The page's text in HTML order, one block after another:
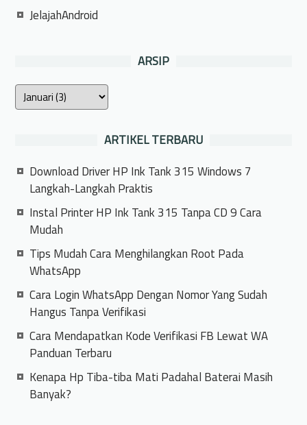
JelajahAndroid
ARSIP
ARTIKEL TERBARU
Download Driver HP Ink Tank 315 Windows 7
Langkah-Langkah Praktis
Instal Printer HP Ink Tank 315 Tanpa CD 9 Cara
Mudah
Tips Mudah Cara Menghilangkan Root Pada
WhatsApp
Cara Login WhatsApp Dengan Nomor Yang Sudah
Hangus Tanpa Verifikasi
Cara Mendapatkan Kode Verifikasi FB Lewat WA
Panduan Terbaru
Kenapa Hp Tiba-tiba Mati Padahal Baterai Masih
Banyak?